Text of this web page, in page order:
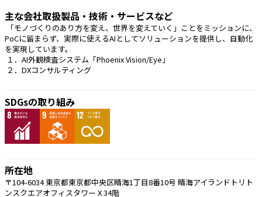
主な会社取扱製品・技術・サービスなど
PoCに留まらず、実際に使えるAIとしてソリューションを提供し、自動化
を実現しています。
１．AI外観検査システム「Phoenix Vision/Eye」
２．DXコンサルティング
SDGsの取り組み
所在地
〒104-6034 東京都東京都中央区晴海1丁目8番10号 晴海アイランドトリト
ンスクエアオフィスタワー X 34階